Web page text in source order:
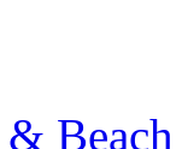
Beach